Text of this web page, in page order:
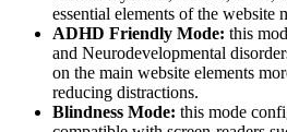
essential elements of the website
ADHD Friendly Mode: this
and Neurodevelopmental
on the main website elements
reducing distractions.
Blindness Mode: this mode